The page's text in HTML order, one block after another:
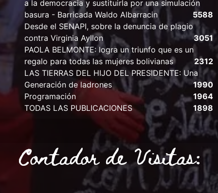
a la democracia y sustituirla por una simulación
basura - Barricada Waldo Albarracin
5588
Desde el SENAPI, sobre la denuncia de plagio
contra Virginia Ayllon
3051
PAOLA BELMONTE: logra un triunfo que es un
regalo para todas las mujeres bolivianas
2312
LAS TIERRAS DEL HIJO DEL PRESIDENTE: Una
Generación de ladrones
1990
Programación
1964
TODAS LAS PUBLICACIONES
1898
Contador de Visitas: